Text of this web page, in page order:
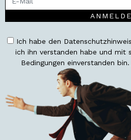
Ich habe den
ich ihn verstanden habe und mit
Bedingungen einverstanden bin.